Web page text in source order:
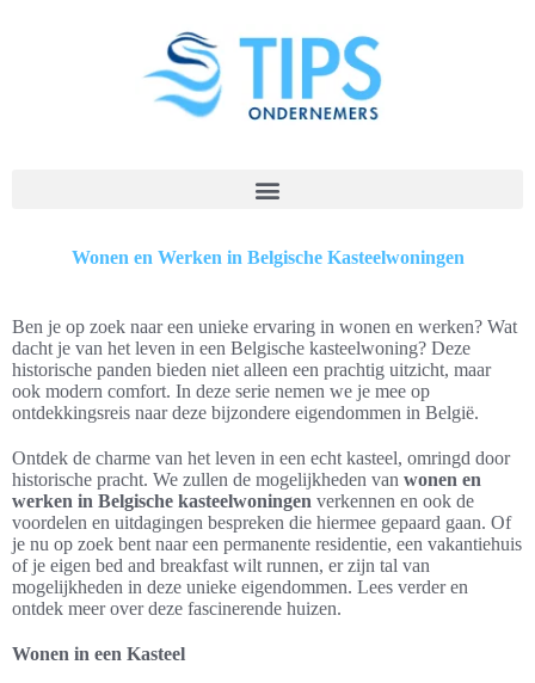
Wonen en Werken in Belgische Kasteelwoningen
Ben je op zoek naar een unieke ervaring in wonen en werken? Wat
dacht je van het leven in een Belgische kasteelwoning? Deze
historische panden bieden niet alleen een prachtig uitzicht, maar
ook modern comfort. In deze serie nemen we je mee op
ontdekkingsreis naar deze bijzondere eigendommen in België.
Ontdek de charme van het leven in een echt kasteel, omringd door
historische pracht. We zullen de mogelijkheden van wonen en
werken in Belgische kasteelwoningen verkennen en ook de
voordelen en uitdagingen bespreken die hiermee gepaard gaan. Of
je nu op zoek bent naar een permanente residentie, een vakantiehuis
of je eigen bed and breakfast wilt runnen, er zijn tal van
mogelijkheden in deze unieke eigendommen. Lees verder en
ontdek meer over deze fascinerende huizen.
Wonen in een Kasteel